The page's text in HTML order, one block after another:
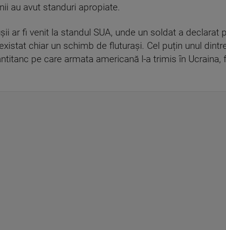
au avut standuri apropiate.
ar fi venit la standul SUA, unde un soldat a declarat
chiar un schimb de fluturași. Cel puțin unul
pe care armata americană l-a trimis în